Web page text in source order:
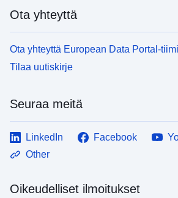
Ota yhteyttä
Ota yhteyttä European Data Portal-
Tilaa uutiskirje
Seuraa meitä
LinkedIn Facebook
Other
Oikeudelliset ilmoitukset